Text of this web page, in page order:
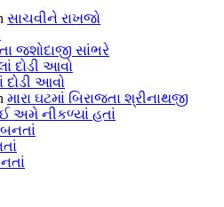
સાચવીને રાખજો
જશોદાજી સાંભરે
દોડી આવો
આવો
મારા ઘટમાં બિરાજતા શ્રીનાથજી
અમે નીકળ્યાં હતાં